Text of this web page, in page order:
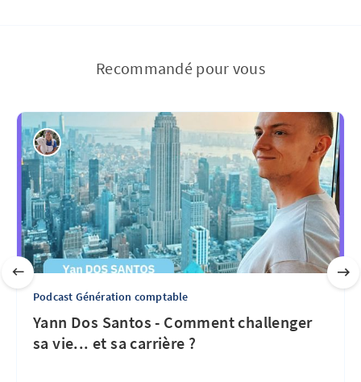
Recommandé pour vous
Podcast Génération comptable
Yann Dos Santos - Comment challenger
sa vie... et sa carrière ?